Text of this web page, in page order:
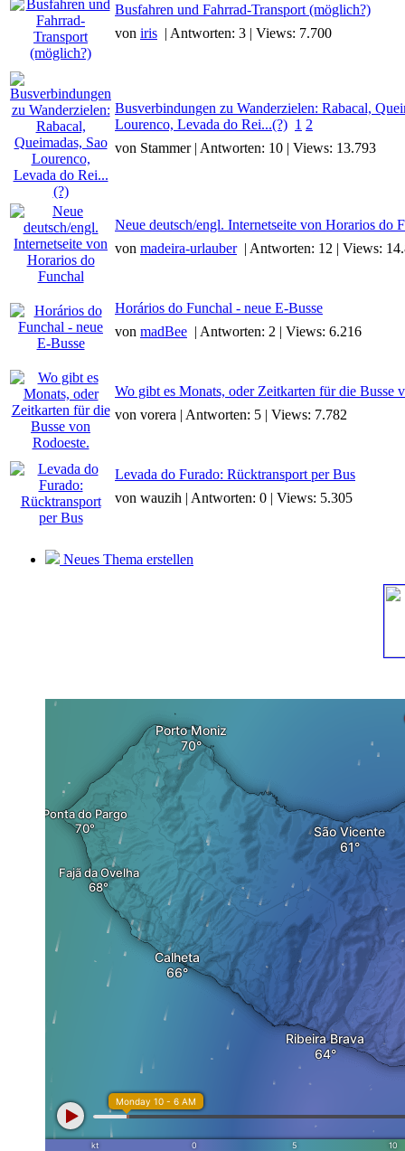
Busfahren und Fahrrad-Transport (möglich?)
von iris | Antworten: 3 | Views: 7.700
Busverbindungen zu Wanderzielen: Rabacal,
Lourenco, Levada do Rei...(?) 1 2
von Stammer | Antworten: 10 | Views: 13.793
Neue deutsch/engl. Internetseite von Horarios do
von madeira-urlauber | Antworten: 12 | Views:
Horários do Funchal - neue E-Busse
von madBee | Antworten: 2 | Views: 6.216
Wo gibt es Monats, oder Zeitkarten für die Busse
von vorera | Antworten: 5 | Views: 7.782
Levada do Furado: Rücktransport per Bus
von wauzih | Antworten: 0 | Views: 5.305
Neues Thema erstellen